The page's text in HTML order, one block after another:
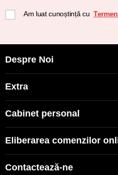
Am luat cunoștință cu
Despre Noi
Extra
Cabinet personal
Eliberarea comenzilor
Contactează-ne